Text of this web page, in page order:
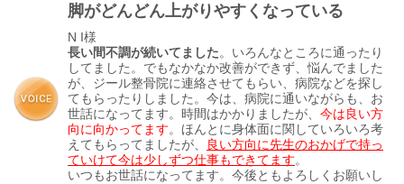
脚がどんどん上がりやすくなっている
N I様
長い間不調が続いてました。いろんなところに通ったり
してました。でもなかなか改善ができず、悩んでました
が、ジール整骨院に連絡させてもらい、病院などを探し
てもらったりしました。今は、病院に通いながらも、お
世話になってます。時間はかかりましたが、 今は良い方
向に向かってます。ほんとに身体面に関していろいろ考
えてもらってましたが、
良い方向に先生のおかげで持っ
ていけて今は少しずつ仕事もできてます。
いつもお世話になってます。今後ともよろしくお願いし